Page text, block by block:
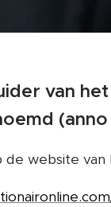
van
(anno
de website van